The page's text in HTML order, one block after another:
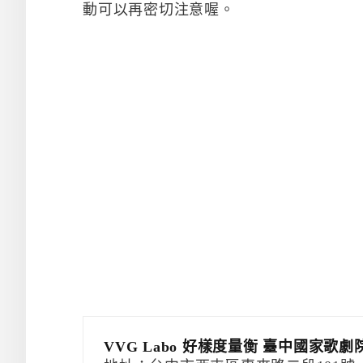
動可以再密切注意喔。
VVG Labo 好樣度量衡 臺中國家歌劇